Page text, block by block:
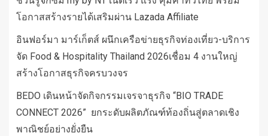
โอกาสสร้างรายได้เสริมผ่าน Lazada Affiliate
อินฟอร์มา มาร์เก็ตส์ ผนึกเครือข่ายธุรกิจท่องเที่ยว-บริการ
จัด Food & Hospitality Thailand 2026เชื่อม 4 งานใหญ่
สร้างโอกาสธุรกิจครบวงจร
BEDO เดินหน้าจัดกิจกรรมเจรจาธุรกิจ “BIO TRADE
CONNECT 2026” ยกระดับผลิตภัณฑ์ท้องถิ่นสู่ตลาดเชิง
พาณิชย์อย่างยั่งยืน